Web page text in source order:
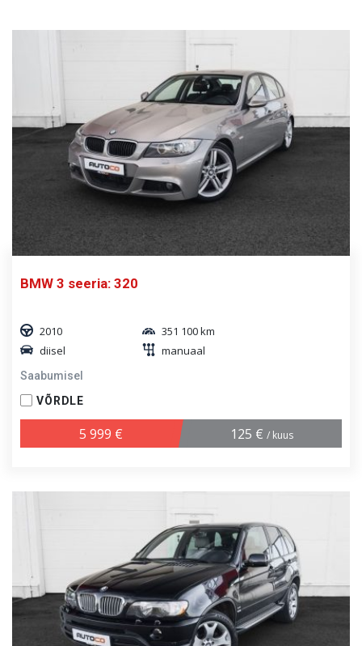
BMW 3 seeria: 320
2010
351 100 km
diisel
manuaal
Saabumisel
VÕRDLE
5 999 € 125 € / kuus